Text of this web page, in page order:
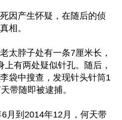
因产生怀疑，在随后的侦
相。
太脖子处有一条7厘米长，
有两处疑似针孔。随后，
袋中搜查，发现针头针筒1
带随即被逮捕。
月到2014年12月，何天带